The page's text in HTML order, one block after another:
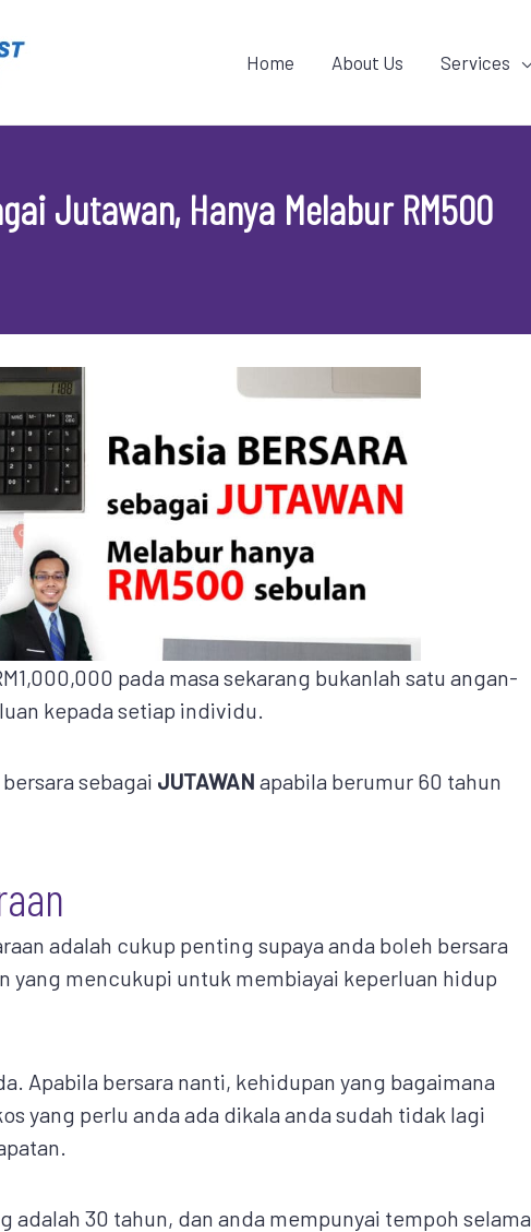
Home About Us Services
Jutawan, Hanya Melabur RM500
pada masa sekarang bukanlah satu angan-
kepada setiap individu.
sebagai JUTAWAN apabila berumur 60 tahun
adalah cukup penting supaya anda boleh bersara
yang mencukupi untuk membiayai keperluan hidup
Apabila bersara nanti, kehidupan yang bagaimana
yang perlu anda ada dikala anda sudah tidak lagi
adalah 30 tahun, dan anda mempunyai tempoh selama